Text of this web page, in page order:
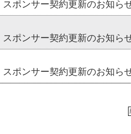
スポンサー契約更新のお知ら
スポンサー契約更新のお知ら
スポンサー契約更新のお知ら